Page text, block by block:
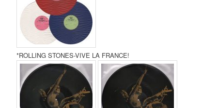
*ROLLING STONES-VIVE LA FRANCE!